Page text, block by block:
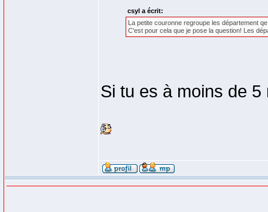
csyl a écrit:
La petite couronne regroupe les département
C'est pour cela que je pose la question! Les
Si tu es à moins de